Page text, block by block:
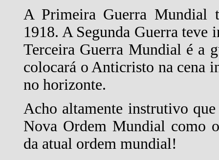
A Primeira Guerra Mundial
1918. A Segunda Guerra
Terceira Guerra Mundial é a
colocará o Anticristo na cena
no horizonte.
Acho altamente instrutivo
Nova Ordem Mundial como
da atual ordem mundial!